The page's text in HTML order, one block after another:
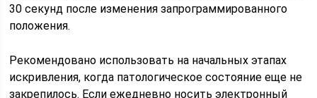
30 секунд после изменения запрограммированного
положения.
Рекомендовано использовать на начальных этапах
искривления, когда патологическое состояние еще не
закрепилось. Если ежедневно носить электронный